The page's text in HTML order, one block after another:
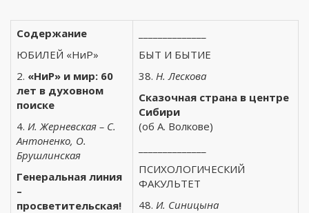
Содержание
ЮБИЛЕЙ «НиР»
2. «НиР» и мир: 60
лет в духовном
поиске
4. И. Жерневская – С.
Антоненко, О.
Брушлинская
Генеральная линия
–
просветительская!
БЫТ И БЫТИЕ
38. Н. Лескова
Сказочная страна в центре
Сибири
(об А. Волкове)
ПСИХОЛОГИЧЕСКИЙ
ФАКУЛЬТЕТ
48. И. Синицына